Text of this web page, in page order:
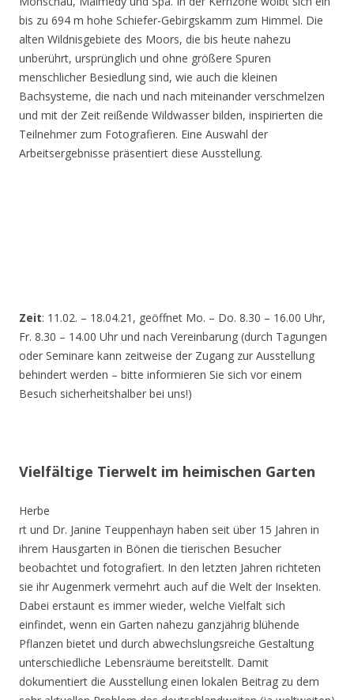
bis zu 694 m hohe Schiefer-Gebirgskamm zum Himmel. Die
alten Wildnisgebiete des Moors, die bis heute nahezu
unberührt, ursprünglich und ohne größere Spuren
menschlicher Besiedlung sind, wie auch die kleinen
Bachsysteme, die nach und nach miteinander verschmelzen
und mit der Zeit reißende Wildwasser bilden, inspirierten die
Teilnehmer zum Fotografieren. Eine Auswahl der
Arbeitsergebnisse präsentiert diese Ausstellung.
Zeit: 11.02. – 18.04.21, geöffnet Mo. – Do. 8.30 – 16.00 Uhr,
Fr. 8.30 – 14.00 Uhr und nach Vereinbarung (durch Tagungen
oder Seminare kann zeitweise der Zugang zur Ausstellung
behindert werden – bitte informieren Sie sich vor einem
Besuch sicherheitshalber bei uns!)
Vielfältige Tierwelt im heimischen Garten
Herbe
rt und Dr. Janine Teuppenhayn haben seit über 15 Jahren in
ihrem Hausgarten in Bönen die tierischen Besucher
beobachtet und fotografiert. In den letzten Jahren richteten
sie ihr Augenmerk vermehrt auch auf die Welt der Insekten.
Dabei erstaunt es immer wieder, welche Vielfalt sich
einfindet, wenn ein Garten nahezu ganzjährig blühende
Pflanzen bietet und durch abwechslungsreiche Gestaltung
unterschiedliche Lebensräume bereitstellt. Damit
dokumentiert die Ausstellung einen lokalen Beitrag zu dem